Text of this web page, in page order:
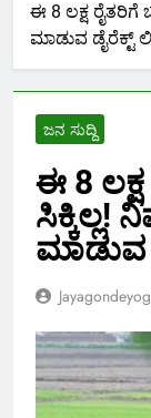
ಈ 8 ಲಕ್ಷ
ಮಾಡುವ ಡೈರೆಕ್ಟ್
ಜನ ಸುದ್ದಿ
ಈ 8
ಸಿಕ್ಕಿಲ್ಲ!
ಮಾಡುವ